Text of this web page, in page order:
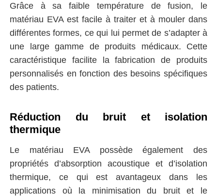
Grâce à sa faible température de fusion, le
matériau EVA est facile à traiter et à mouler dans
différentes formes, ce qui lui permet de s’adapter à
une large gamme de produits médicaux. Cette
caractéristique facilite la fabrication de produits
personnalisés en fonction des besoins spécifiques
des patients.
Réduction du bruit et isolation
thermique
Le matériau EVA possède également des
propriétés d’absorption acoustique et d’isolation
thermique, ce qui est avantageux dans les
applications où la minimisation du bruit et le